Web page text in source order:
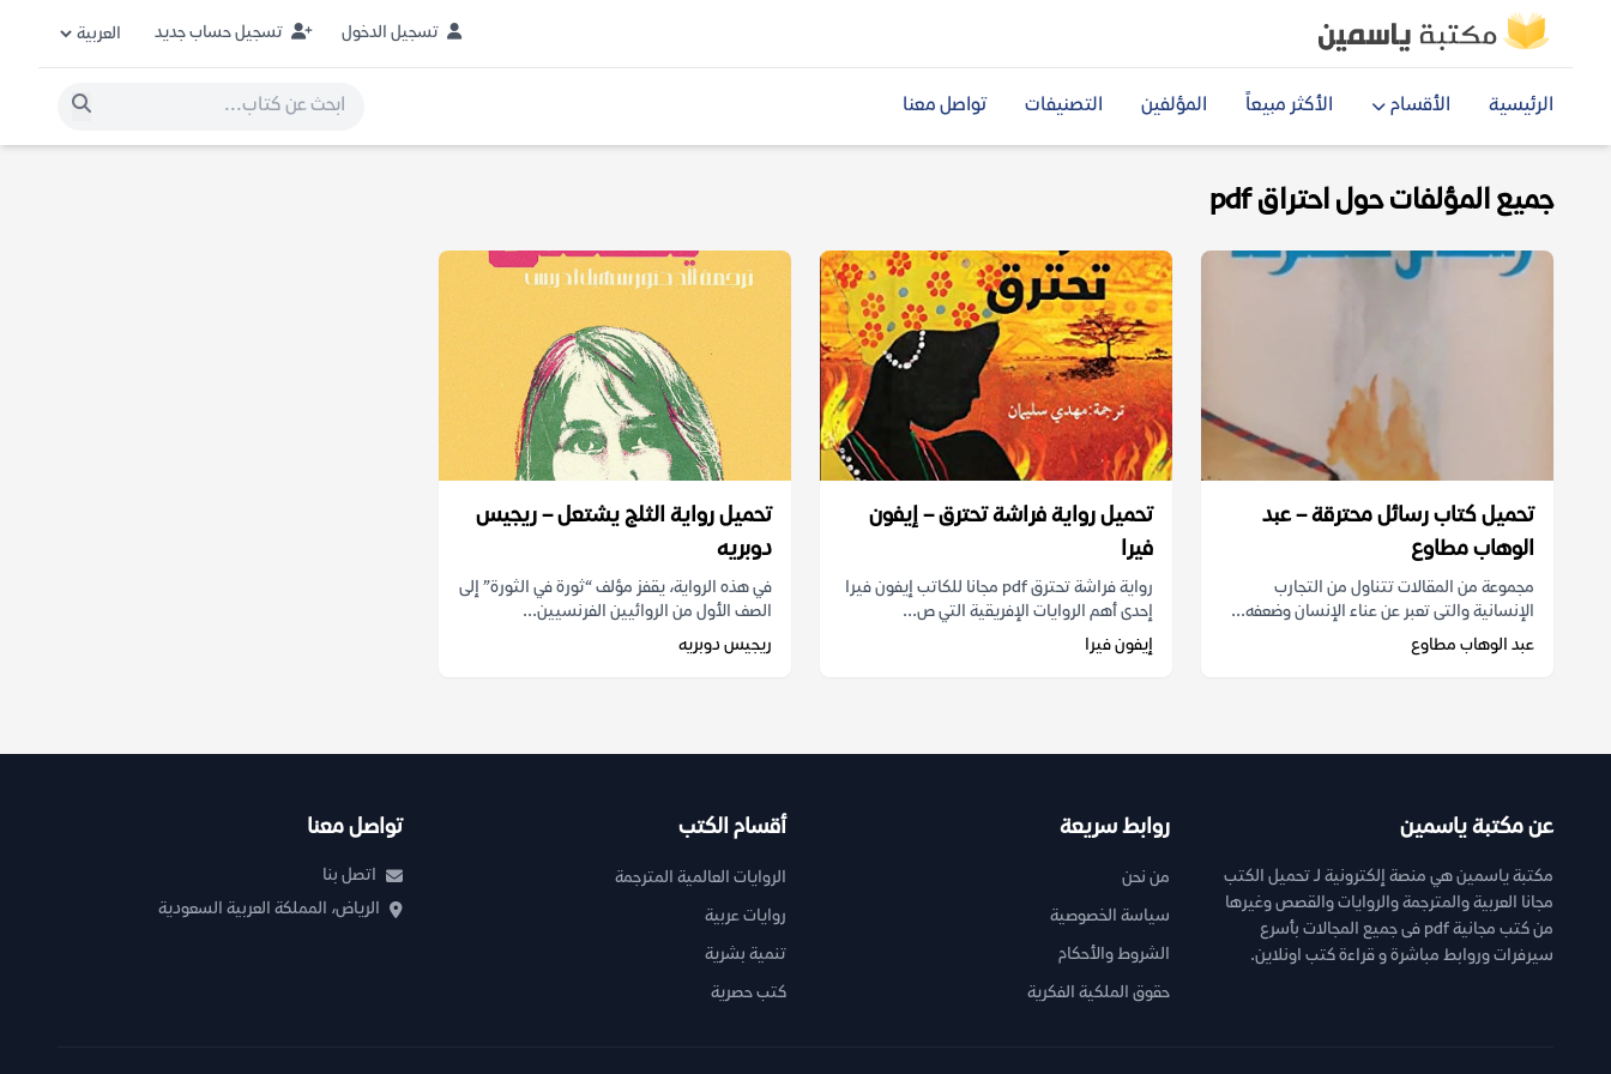
تسجيل الدخول تسجيل حساب جديد
الرئيسية الأقسام الأكثر مبيعاً المؤلفين التصنيفات تواصل معنا
جميع المؤلفات حول احتراق pdf
تحميل كتاب رسائل محترقة – عبد
الوهاب مطاوع
مجموعة من المقالات تتناول من التجارب
الإنسانية والتى تعبر عن عناء الإنسان وضعفه...
عبد الوهاب مطاوع
تحميل رواية ‎فراشة تحترق – إيفون
فيرا
رواية فراشة تحترق pdf مجانا للكاتب إيفون فيرا
إحدى أهم الروايات الإفريقية التي ص...
إيفون فيرا
تحميل رواية الثلج يشتعل – ريجيس
دوبريه
في هذه الرواية، يقفز مؤلف “ثورة في الثورة” إلى
الصف الأول من الروائيين الفرنسيين...
ريجيس دوبريه
عن مكتبة ياسمين
مكتبة ياسمين هي منصة إلكترونية لـ تحميل الكتب
مجانا العربية والمترجمة والروايات والقصص وغيرها
من كتب مجانية pdf فى جميع المجالات بأسرع
سيرفرات وروابط مباشرة و قراءة كتب اونلاين.
روابط سريعة
من نحن
سياسة الخصوصية
الشروط والأحكام
حقوق الملكية الفكرية
أقسام الكتب
الروايات العالمية المترجمة
روايات عربية
تنمية بشرية
كتب حصرية
تواصل معنا
اتصل بنا
الرياض، المملكة العربية السعودية